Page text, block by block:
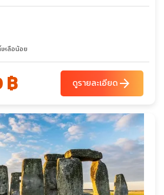
หลือน้อย
฿ ดูรายละเอียดarrow_forward